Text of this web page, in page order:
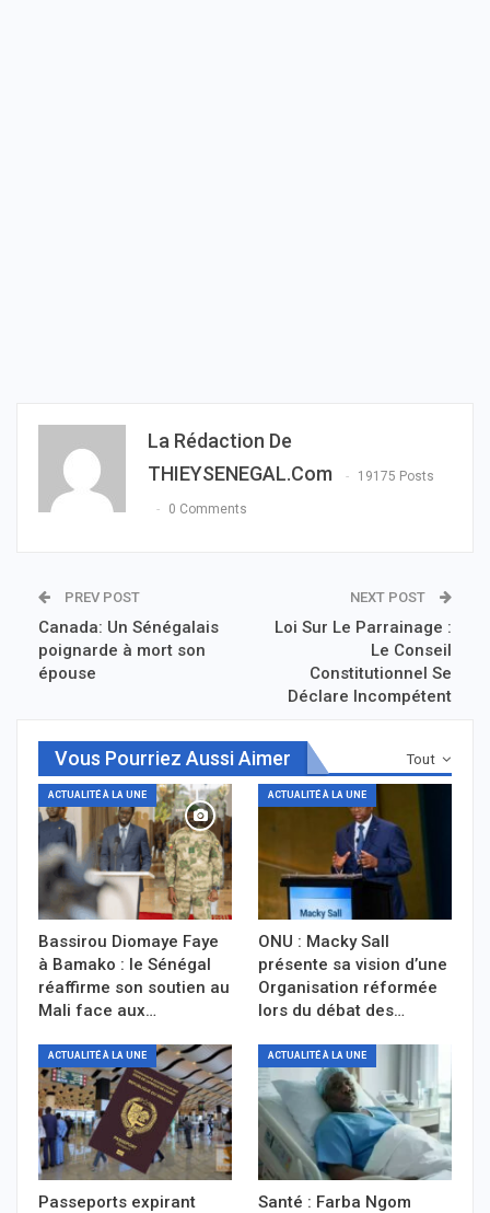
La Rédaction De
THIEYSENEGAL.com
19175 Posts
0 Comments
PREV POST
Canada: Un Sénégalais
poignarde à mort son
épouse
NEXT POST
Loi Sur Le Parrainage :
Le Conseil
Constitutionnel Se
Déclare Incompétent
Tout
Vous Pourriez Aussi Aimer
ACTUALITÉ À LA UNE
Bassirou Diomaye Faye
à Bamako : le Sénégal
réaffirme son soutien au
Mali face aux…
ACTUALITÉ À LA UNE
ONU : Macky Sall
présente sa vision d’une
Organisation réformée
lors du débat des…
ACTUALITÉ À LA UNE
Passeports expirant
ACTUALITÉ À LA UNE
Santé : Farba Ngom